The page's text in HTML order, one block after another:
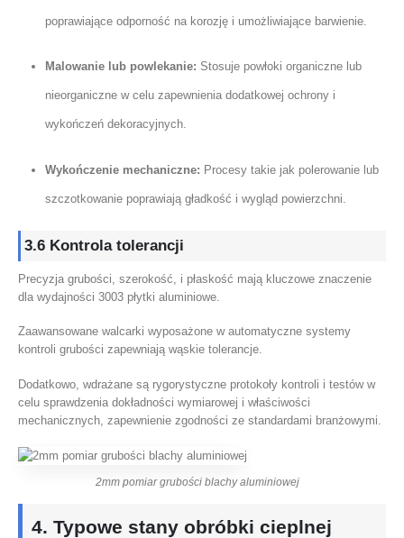
poprawiające odporność na korozję i umożliwiające barwienie.
Malowanie lub powlekanie: Stosuje powłoki organiczne lub
nieorganiczne w celu zapewnienia dodatkowej ochrony i
wykończeń dekoracyjnych.
Wykończenie mechaniczne: Procesy takie jak polerowanie lub
szczotkowanie poprawiają gładkość i wygląd powierzchni.
3.6 Kontrola tolerancji
Precyzja grubości, szerokość, i płaskość mają kluczowe znaczenie
dla wydajności 3003 płytki aluminiowe.
Zaawansowane walcarki wyposażone w automatyczne systemy
kontroli grubości zapewniają wąskie tolerancje.
Dodatkowo, wdrażane są rygorystyczne protokoły kontroli i testów w
celu sprawdzenia dokładności wymiarowej i właściwości
mechanicznych, zapewnienie zgodności ze standardami branżowymi.
2mm pomiar grubości blachy aluminiowej
4. Typowe stany obróbki cieplnej